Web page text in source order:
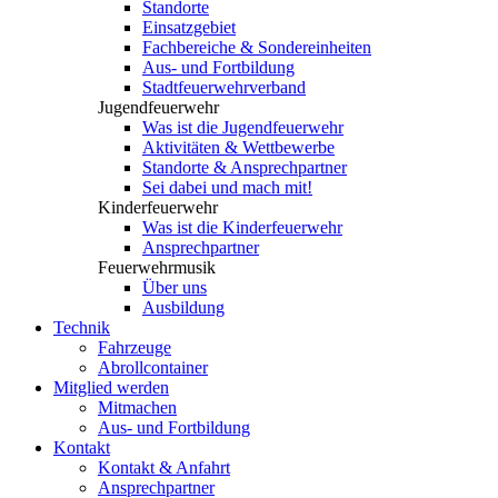
Standorte
Einsatzgebiet
Fachbereiche & Sondereinheiten
Aus- und Fortbildung
Stadtfeuerwehrverband
Jugendfeuerwehr
Was ist die Jugendfeuerwehr
Aktivitäten & Wettbewerbe
Standorte & Ansprechpartner
Sei dabei und mach mit!
Kinderfeuerwehr
Was ist die Kinderfeuerwehr
Ansprechpartner
Feuerwehrmusik
Über uns
Ausbildung
Technik
Fahrzeuge
Abrollcontainer
Mitglied werden
Mitmachen
Aus- und Fortbildung
Kontakt
Kontakt & Anfahrt
Ansprechpartner